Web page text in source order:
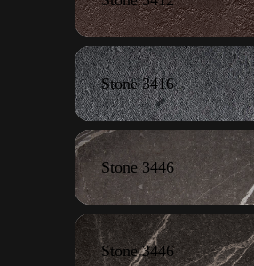
Stone 3416
Stone 3446
Stone 3446